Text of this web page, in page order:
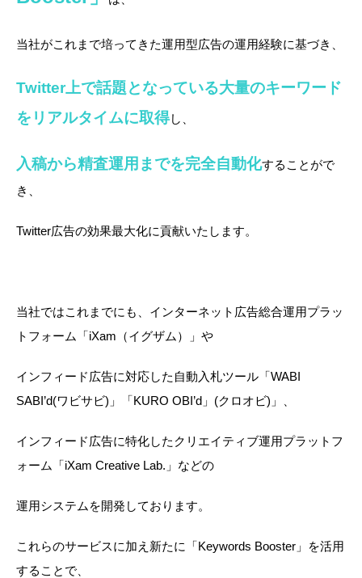
当社がこれまで培ってきた運用型広告の運用経験に基づき、
Twitter上で話題となっている大量のキーワード
をリアルタイムに取得し、
入稿から精査運用までを完全自動化することがで
き、
Twitter広告の効果最大化に貢献いたします。
当社ではこれまでにも、インターネット広告総合運用プラッ
トフォーム「iXam（イグザム）」や
インフィード広告に対応した自動入札ツール「WABI
SABI’d(ワビサビ)」「KURO OBI’d」(クロオビ)」、
インフィード広告に特化したクリエイティブ運用プラットフ
ォーム「iXam Creative Lab.」などの
運用システムを開発しております。
これらのサービスに加え新たに「Keywords Booster」を活用
することで、